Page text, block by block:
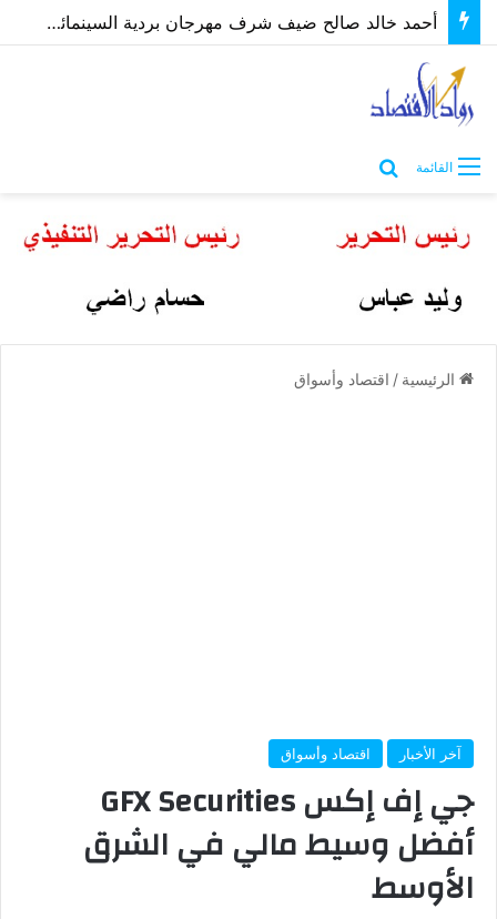
أحمد خالد صالح ضيف شرف مهرجان بردية السينمائي في دورة تحمل إسم والده
القائمة
الرئيسية / اقتصاد وأسواق
آخر الأخبار اقتصاد وأسواق
جي إف إكس GFX Securities
أفضل وسيط مالي في الشرق
الأوسط